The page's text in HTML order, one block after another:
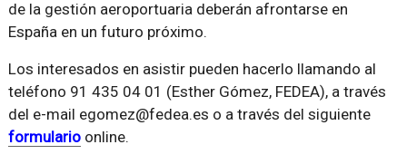
de la gestión aeroportuaria deberán afrontarse en
España en un futuro próximo.
Los interesados en asistir pueden hacerlo llamando al
teléfono 91 435 04 01 (Esther Gómez, FEDEA), a través
del e-mail egomez@fedea.es o a través del siguiente
formularioonline.